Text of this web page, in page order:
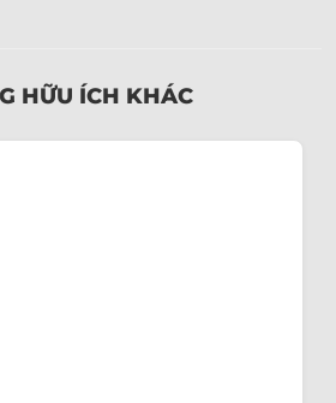
HỮU ÍCH KHÁC